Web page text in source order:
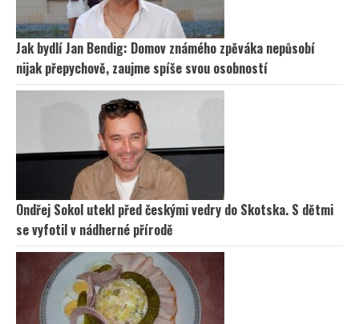
Jak bydlí Jan Bendig: Domov známého zpěváka nepůsobí
nijak přepychově, zaujme spíše svou osobností
Ondřej Sokol utekl před českými vedry do Skotska. S dětmi
se vyfotil v nádherné přírodě